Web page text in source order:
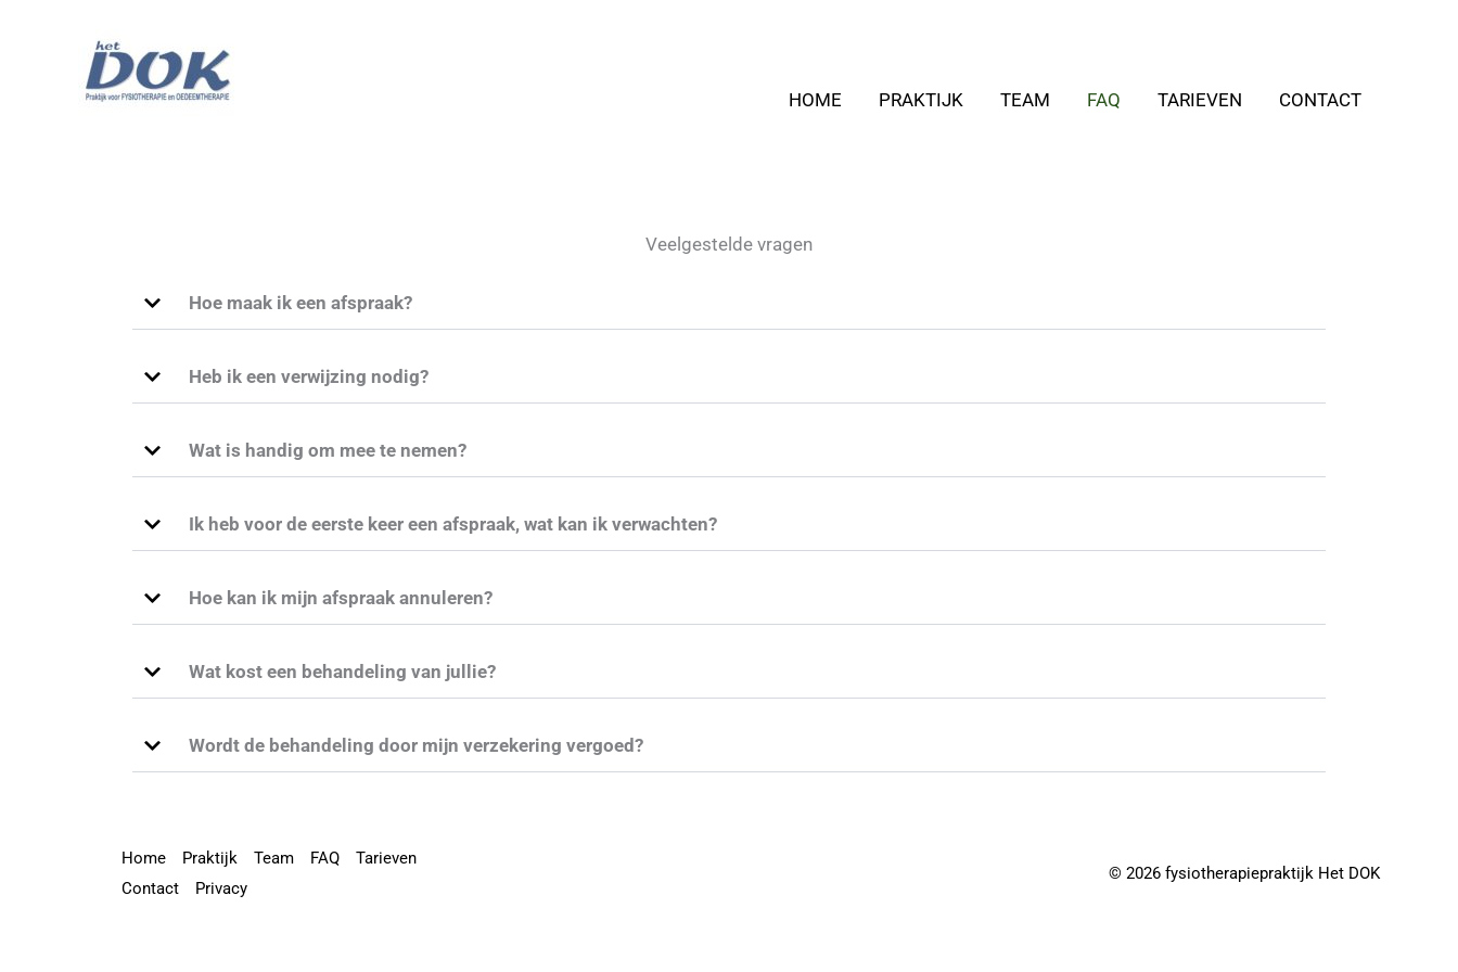
HOME PRAKTIJK TEAM FAQ TARIEVEN CONTACT
Veelgestelde vragen
Hoe maak ik een afspraak?
Heb ik een verwijzing nodig?
Wat is handig om mee te nemen?
Ik heb voor de eerste keer een afspraak, wat kan ik verwachten?
Hoe kan ik mijn afspraak annuleren?
Wat kost een behandeling van jullie?
Wordt de behandeling door mijn verzekering vergoed?
Home Praktijk Team FAQ
Tarieven
Contact
Privacy
© 2026 fysiotherapiepraktijk Het DOK